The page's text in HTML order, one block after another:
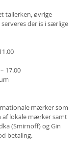
tallerken, øvrige
der is i særlige
17.00
mærker som
af lokale mærker samt
(Smirnoff) og Gin
betaling.